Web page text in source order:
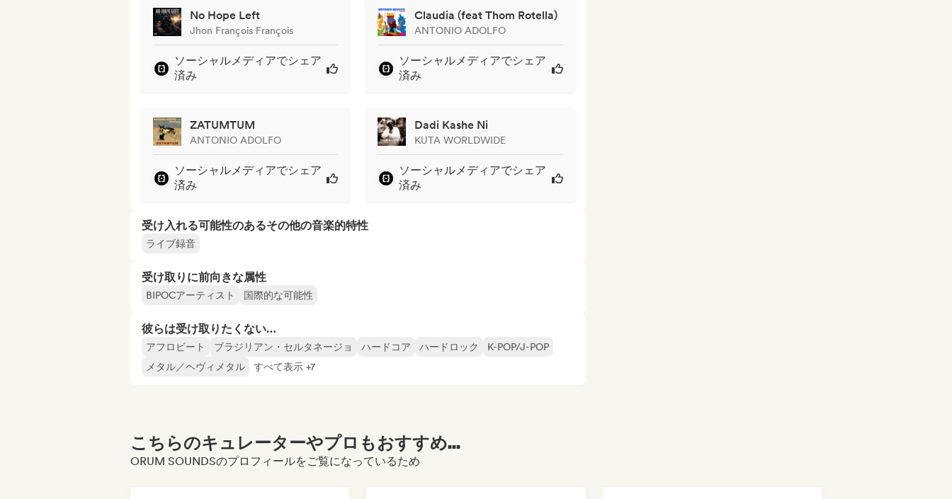
No Hope Left
Jhon François François
ソーシャルメディアでシェア
済み
Claudia (feat Thom Rotella)
ANTONIO ADOLFO
ソーシャルメディアでシェア
済み
ZATUMTUM
ANTONIO ADOLFO
ソーシャルメディアでシェア
済み
Dadi Kashe Ni
KUTA WORLDWIDE
ソーシャルメディアでシェア
済み
受け入れる可能性のあるその他の音楽的特性
ライブ録音
受け取りに前向きな属性
BIPOCアーティスト 国際的な可能性
彼らは受け取りたくない…
アフロビート ブラジリアン・セルタネージョ ハードコア ハードロック
K-POP/J-POP
メタル／ヘヴィメタル
すべて表示 +7
こちらのキュレーターやプロもおすすめ...
ORUM SOUNDSのプロフィールをご覧になっているため